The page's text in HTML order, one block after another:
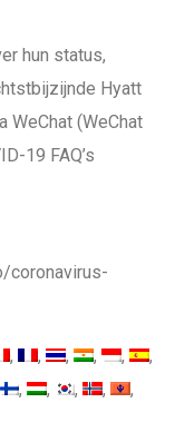
hun status,
Hyatt
WeChat (WeChat
19 FAQ’s
coronavirus-